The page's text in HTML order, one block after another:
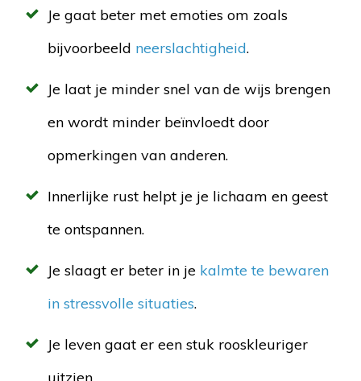
Je gaat beter met emoties om zoals
bijvoorbeeld neerslachtigheid.
Je laat je minder snel van de wijs brengen
en wordt minder beïnvloedt door
opmerkingen van anderen.
Innerlijke rust helpt je je lichaam en geest
te ontspannen.
Je slaagt er beter in je kalmte te bewaren
in stressvolle situaties.
Je leven gaat er een stuk rooskleuriger